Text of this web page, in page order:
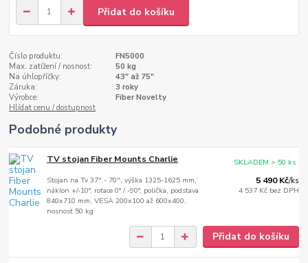
Přidat do košíku
Číslo produktu:
FN5000
Max. zatížení / nosnost:
50 kg
Na úhlopříčky:
43" až 75"
Záruka:
3 roky
Výrobce:
Fiber Novelty
Hlídat cenu / dostupnost
Podobné produkty
TV stojan Fiber Mounts Charlie
Stojan na Tv 37" - 70", výška 1325-1625 mm,
náklon +/-10°, rotace 0° / -90°, polička, podstava
840x710 mm, VESA 200x100 až 600x400,
nosnost 50 kg
5 490 Kč/ks
4 537 Kč bez DPH
SKLADEM > 50 ks
Přidat do košíku